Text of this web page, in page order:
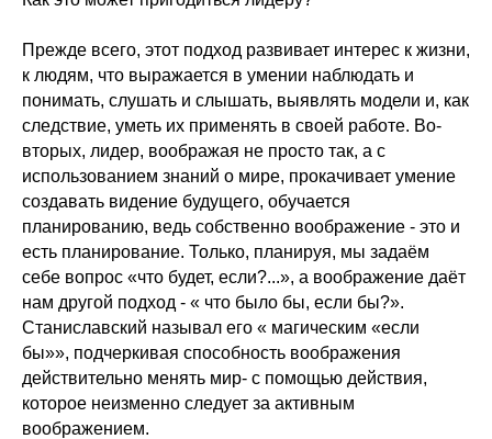
Прежде всего, этот подход развивает интерес к жизни,
к людям, что выражается в умении наблюдать и
понимать, слушать и слышать, выявлять модели и, как
следствие, уметь их применять в своей работе. Во-
вторых, лидер, воображая не просто так, а с
использованием знаний о мире, прокачивает умение
создавать видение будущего, обучается
планированию, ведь собственно воображение - это и
есть планирование. Только, планируя, мы задаём
себе вопрос «что будет, если?...», а воображение даёт
нам другой подход - « что было бы, если бы?».
Станиславский называл его « магическим «если
бы»», подчеркивая способность воображения
действительно менять мир- с помощью действия,
которое неизменно следует за активным
воображением.